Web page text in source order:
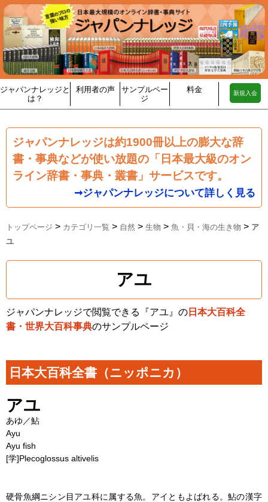
ジャパンナレッジと
は？
利用者の声
サンプルペー
ジ
料金 新規入会
ジャパンナレッジは約1900冊以上の膨大な辞
書・事典などが使い放題の「日本最大級のオン
ライン辞書・事典・叢書」サービスです。
➞ジャパンナレッジについて詳しく見る
トップページ > カテゴリ一覧 > 自然 > 生物 > 魚・貝・海の生き物 > ア
ユ
アユ
ジャパンナレッジで閲覧できる『アユ』の 日本大百科全
書・世界大百科事典のサンプルページ
日本大百科全書（ニッポニカ）
アユ
あゆ／鮎
Ayu
Ayu fish
[学]Plecoglossus altivelis
硬骨魚綱ニシン目アユ科に属する魚。アイともよばれる。鮎の漢字